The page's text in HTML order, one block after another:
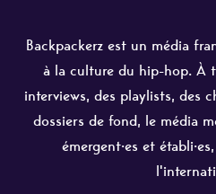
Backpackerz est un média
à la culture du hip-hop. À
interviews, des playlists, des
dossiers de fond, le média
émergent·es et